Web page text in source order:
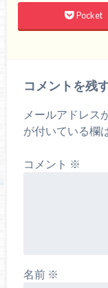
Pocket
コメントを残
メールアドレス
が付いている欄
コメント ※
名前 ※